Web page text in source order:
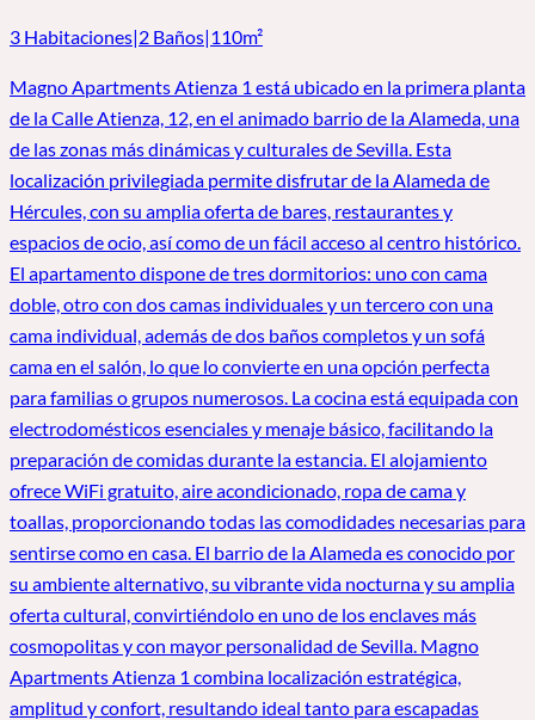
3 Habitaciones|2 Baños|110m²
Magno Apartments Atienza 1 está ubicado en la primera planta
de la Calle Atienza, 12, en el animado barrio de la Alameda, una
de las zonas más dinámicas y culturales de Sevilla. Esta
localización privilegiada permite disfrutar de la Alameda de
Hércules, con su amplia oferta de bares, restaurantes y
espacios de ocio, así como de un fácil acceso al centro histórico.
El apartamento dispone de tres dormitorios: uno con cama
doble, otro con dos camas individuales y un tercero con una
cama individual, además de dos baños completos y un sofá
cama en el salón, lo que lo convierte en una opción perfecta
para familias o grupos numerosos. La cocina está equipada con
electrodomésticos esenciales y menaje básico, facilitando la
preparación de comidas durante la estancia. El alojamiento
ofrece WiFi gratuito, aire acondicionado, ropa de cama y
toallas, proporcionando todas las comodidades necesarias para
sentirse como en casa. El barrio de la Alameda es conocido por
su ambiente alternativo, su vibrante vida nocturna y su amplia
oferta cultural, convirtiéndolo en uno de los enclaves más
cosmopolitas y con mayor personalidad de Sevilla. Magno
Apartments Atienza 1 combina localización estratégica,
amplitud y confort, resultando ideal tanto para escapadas